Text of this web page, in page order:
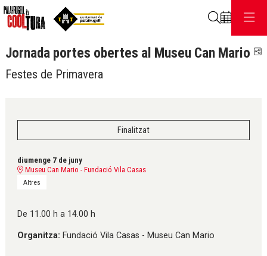
Jornada portes obertes al Museu Can Mario
Festes de Primavera
Finalitzat
diumenge 7 de juny
Museu Can Mario - Fundació Vila Casas
Altres
De 11.00 h a 14.00 h
Organitza: Fundació Vila Casas - Museu Can Mario